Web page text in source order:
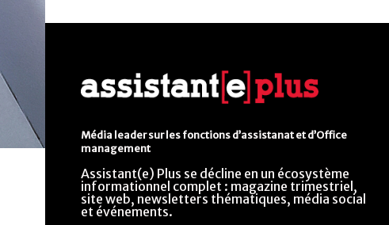
Média leader sur les fonctions d’assistanat et d’Office
management
Assistant(e) Plus se décline en un écosystème
informationnel complet : magazine trimestriel,
site web, newsletters thématiques, média social
et événements.